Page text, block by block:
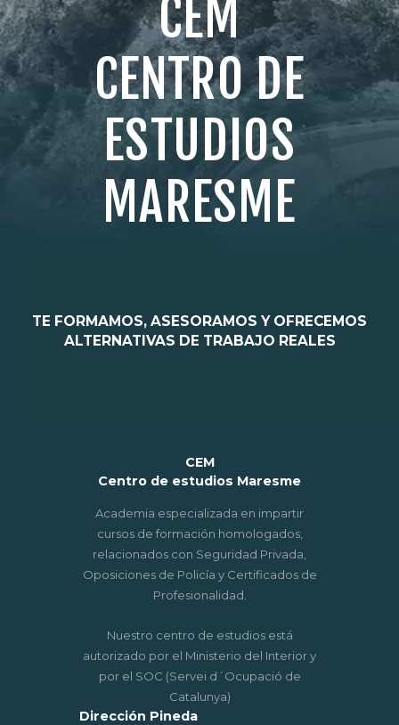
I
Ó
N
E
R
A
D
A
S
CEM
CENTRO DE
ESTUDIOS
MARESME
TE FORMAMOS, ASESORAMOS Y OFRECEMOS
ALTERNATIVAS DE TRABAJO REALES
CEM
Centro de estudios Maresme
Academia especializada en impartir
cursos de formación homologados,
relacionados con Seguridad Privada,
Oposiciones de Policía y Certificados de
Profesionalidad.
Nuestro centro de estudios está
autorizado por el Ministerio del Interior y
por el SOC (Servei d´Ocupació de
Catalunya)
Dirección Pineda